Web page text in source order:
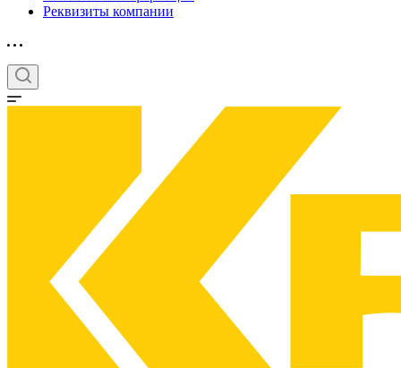
Реквизиты компании